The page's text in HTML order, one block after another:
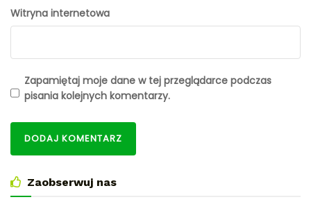
Witryna internetowa
Zapamiętaj moje dane w tej przeglądarce podczas
pisania kolejnych komentarzy.
Zaobserwuj nas